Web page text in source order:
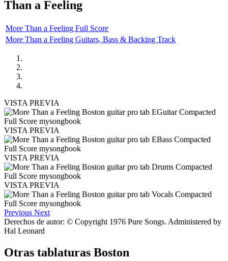
Than a Feeling
More Than a Feeling Full Score
More Than a Feeling Guitars, Bass & Backing Track
VISTA PREVIA
VISTA PREVIA
VISTA PREVIA
VISTA PREVIA
Previous Next
Derechos de autor: © Copyright 1976 Pure Songs. Administered by
Hal Leonard
Otras tablaturas Boston